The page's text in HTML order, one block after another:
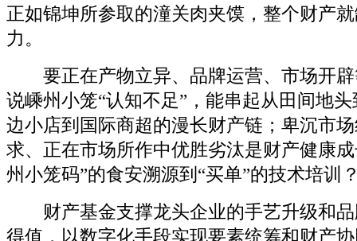
正如锦坤所参取的潼关肉夹馍，整个财产
力。
要正在产物立异、品牌运营、市场开辟
说嵊州小笼“认知不足”，能串起从田间地
边小店到国际商超的漫长财产链；卑沉市
求、正在市场所作中优胜劣汰是财产健康
州小笼码”的食安溯源到“买单”的技术培训
财产基金支撑龙头企业的手艺升级和品
得值，以数字化手段实现要素统筹和财产